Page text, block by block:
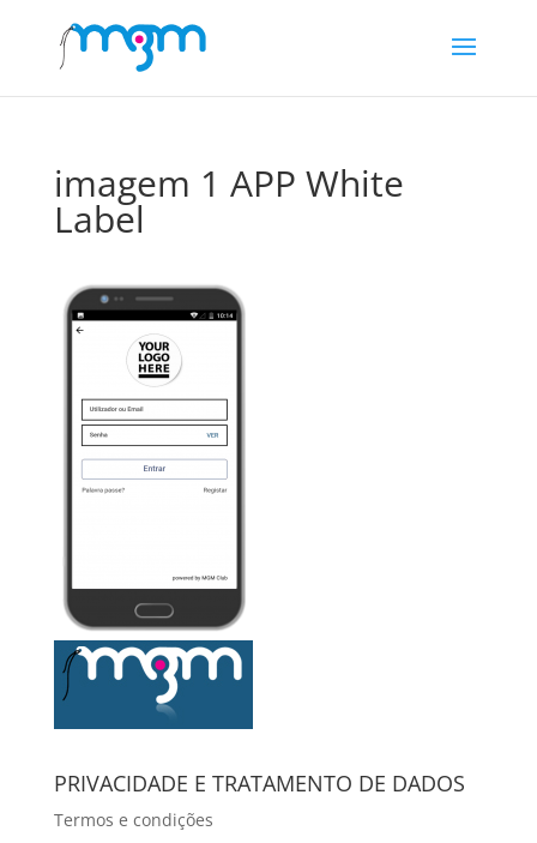
imagem 1 APP White
Label
PRIVACIDADE E TRATAMENTO DE DADOS
Termos e condições